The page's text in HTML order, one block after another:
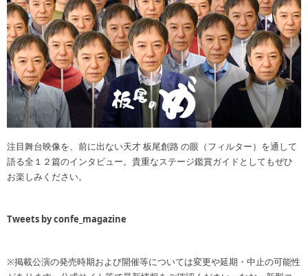
注目舞台映像を、前に出ない天才 板尾創路 の眼（フィルター）を通して
語る全１２篇のインタビュー。貴重なステージ鑑賞ガイドとしてもぜひ
お楽しみください。
Tweets by confe_magazine
※掲載公演の発売時期および開催等については変更や延期・中止の可能性